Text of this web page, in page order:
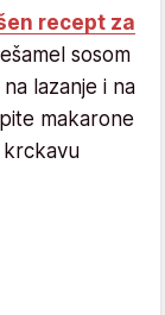
recept za
sosom
lazanje i na
makarone
krckavu